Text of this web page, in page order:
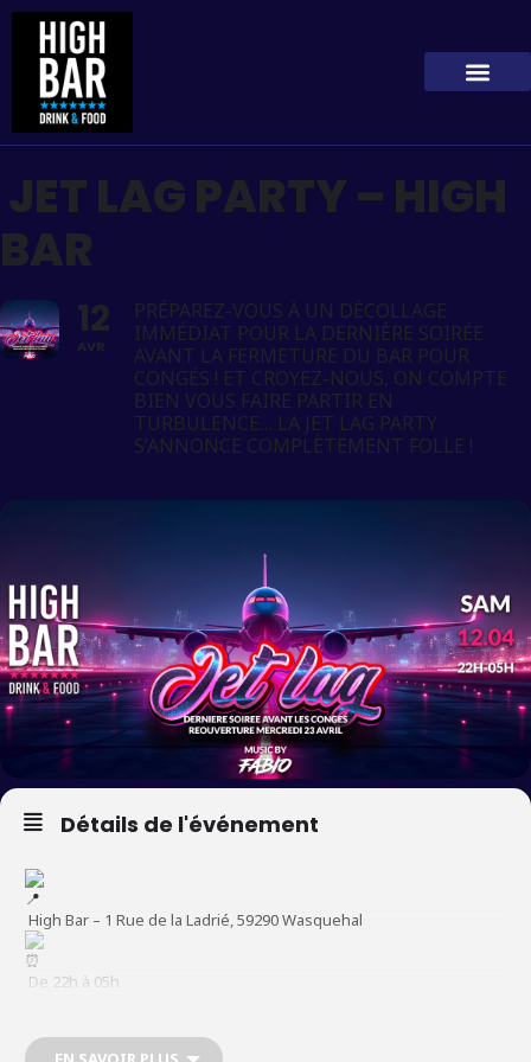
JET LAG PARTY – HIGH
BAR
12
AVR
PRÉPAREZ-VOUS À UN DÉCOLLAGE
IMMÉDIAT POUR LA DERNIÈRE SOIRÉE
AVANT LA FERMETURE DU BAR POUR
CONGÉS ! ET CROYEZ-NOUS, ON COMPTE
BIEN VOUS FAIRE PARTIR EN
TURBULENCE… LA JET LAG PARTY
S’ANNONCE COMPLÈTEMENT FOLLE !
Détails de l'événement
High Bar – 1 Rue de la Ladrié, 59290 Wasquehal
De 22h à 05h
Préparez-vous à un décollage immédiat pour la dernière soirée